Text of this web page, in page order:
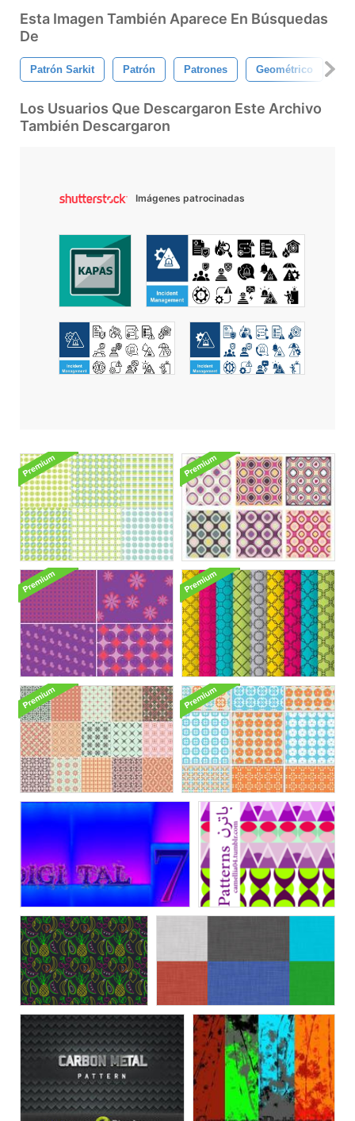
Esta Imagen También Aparece En Búsquedas
De
Patrón Sarkit Patrón Patrones Geométrico
Los Usuarios Que Descargaron Este Archivo
También Descargaron
Imágenes patrocinadas